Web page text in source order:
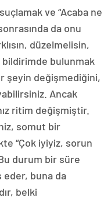
ve “Acaba ne
da onu
düzelmelisin,
bildirimde bulunmak
şeyin değişmediğini,
Ancak
ritim değişmiştir.
somut bir
“Çok iyiyiz, sorun
durum bir süre
buna da
belki